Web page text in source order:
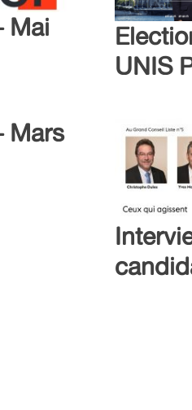
Mai
UNIS
Mars